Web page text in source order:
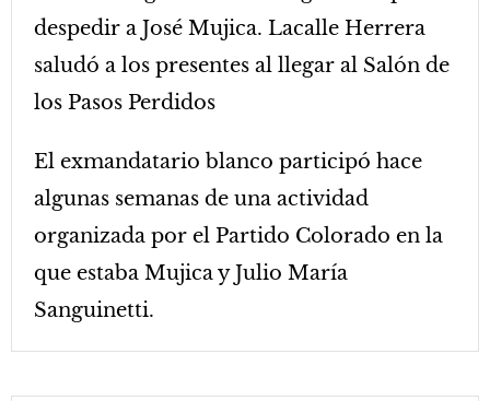
despedir a José Mujica. Lacalle Herrera
saludó a los presentes al llegar al Salón de
los Pasos Perdidos
El exmandatario blanco participó hace
algunas semanas de una actividad
organizada por el Partido Colorado en la
que estaba Mujica y Julio María
Sanguinetti.